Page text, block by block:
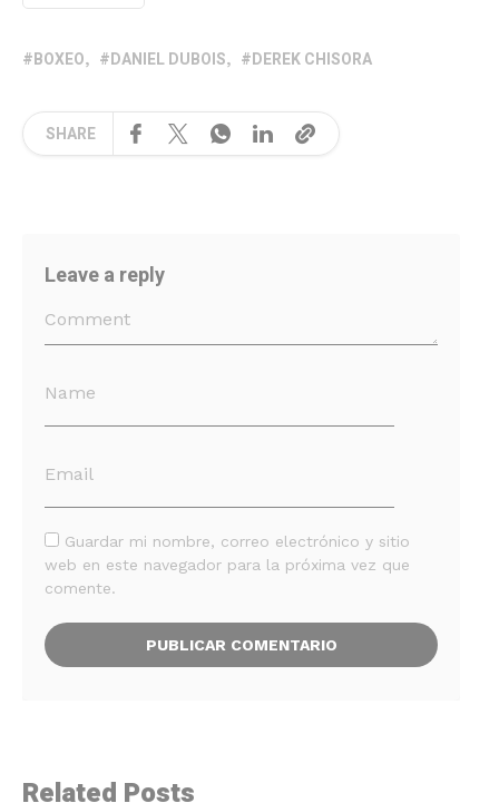
BOXEO DANIEL DUBOIS DEREK CHISORA
SHARE
Leave a reply
Guardar mi nombre, correo electrónico y sitio
web en este navegador para la próxima vez que
comente.
Related Posts